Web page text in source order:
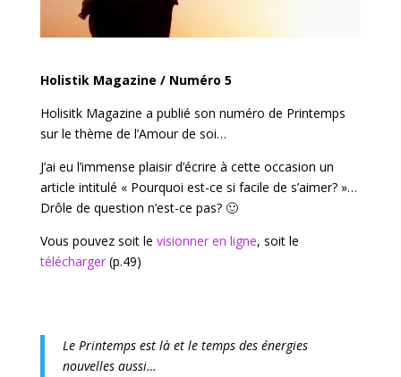
Holistik Magazine / Numéro 5
Holisitk Magazine a publié son numéro de Printemps
sur le thème de l’Amour de soi…
J’ai eu l’immense plaisir d’écrire à cette occasion un
article intitulé « Pourquoi est-ce si facile de s’aimer? »…
Drôle de question n’est-ce pas? 🙂
Vous pouvez soit le visionner en ligne, soit le
télécharger(p.49)
Le Printemps est là et le temps des énergies
nouvelles aussi…